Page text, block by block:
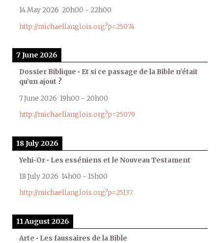
14 May 2026 20h00 - 22h00
http://michaellanglois.org?p=25074
7 June 2026
Dossier Biblique • Et si ce passage de la Bible n’était
qu’un ajout ?
7 June 2026 19h00 - 20h00
http://michaellanglois.org?p=25079
18 July 2026
Yehi-Or • Les esséniens et le Nouveau Testament
18 July 2026 14h00 - 15h00
http://michaellanglois.org?p=25137
11 August 2026
Arte • Les faussaires de la Bible